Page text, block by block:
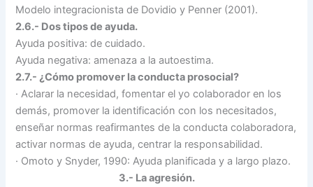
Modelo integracionista de Dovidio y Penner (2001).
2.6.- Dos tipos de ayuda.
Ayuda positiva: de cuidado.
Ayuda negativa: amenaza a la autoestima.
2.7.- ¿Cómo promover la conducta prosocial?
· Aclarar la necesidad, fomentar el yo colaborador en los
demás, promover la identificación con los necesitados,
enseñar normas reafirmantes de la conducta colaboradora,
activar normas de ayuda, centrar la responsabilidad.
· Omoto y Snyder, 1990: Ayuda planificada y a largo plazo.
3.- La agresión.